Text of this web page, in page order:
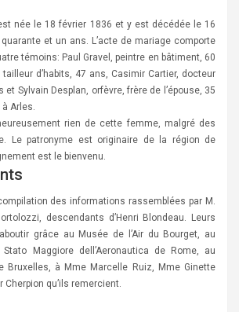
née le 18 février 1836 et y est décédée le 16
et un ans. L’acte de mariage comporte
témoins: Paul Gravel, peintre en bâtiment, 60
d’habits, 47 ans, Casimir Cartier, docteur
et Sylvain Desplan, orfèvre, frère de l’épouse, 35
Arles.
rien de cette femme, malgré des
Le patronyme est originaire de la région de
est le bienvenu.
des informations rassemblées par M.
descendants d’Henri Blondeau. Leurs
grâce au Musée de l’Air du Bourget, au
Maggiore dell’Aeronautica de Rome, au
Bruxelles, à Mme Marcelle Ruiz, Mme Ginette
Cherpion qu’ils remercient.